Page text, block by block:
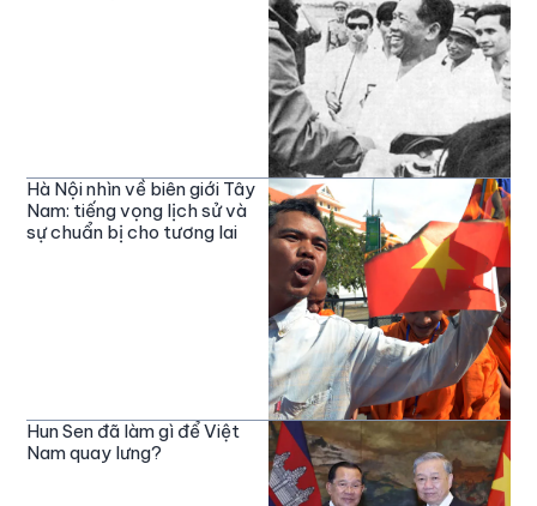
Hà Nội nhìn về biên giới Tây
Nam: tiếng vọng lịch sử và
sự chuẩn bị cho tương lai
Hun Sen đã làm gì để Việt
Nam quay lưng?